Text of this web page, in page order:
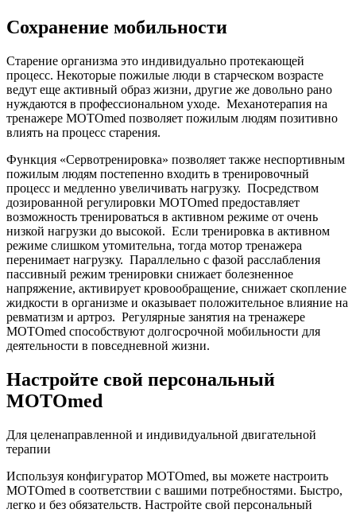
Сохранение мобильности
Старение организма это индивидуально протекающей
процесс. Некоторые пожилые люди в старческом возрасте
ведут еще активный образ жизни, другие же довольно рано
нуждаются в профессиональном уходе. Механотерапия на
тренажере MOTOmed позволяет пожилым людям позитивно
влиять на процесс старения.
Функция «Сервотренировка» позволяет также неспортивным
пожилым людям постепенно входить в тренировочный
процесс и медленно увеличивать нагрузку. Посредством
дозированной регулировки MOTOmed предоставляет
возможность тренироваться в активном режиме от очень
низкой нагрузки до высокой. Если тренировка в активном
режиме слишком утомительна, тогда мотор тренажера
перенимает нагрузку. Параллельно с фазой расслабления
пассивный режим тренировки снижает болезненное
напряжение, активирует кровообращение, снижает скопление
жидкости в организме и оказывает положительное влияние на
ревматизм и артроз. Регулярные занятия на тренажере
MOTOmed способствуют долгосрочной мобильности для
деятельности в повседневной жизни.
Настройте свой персональный
MOTOmed
Для целенаправленной и индивидуальной двигательной
терапии
Используя конфигуратор MOTOmed, вы можете настроить
MOTOmed в соответствии с вашими потребностями. Быстро,
легко и без обязательств. Настройте свой персональный